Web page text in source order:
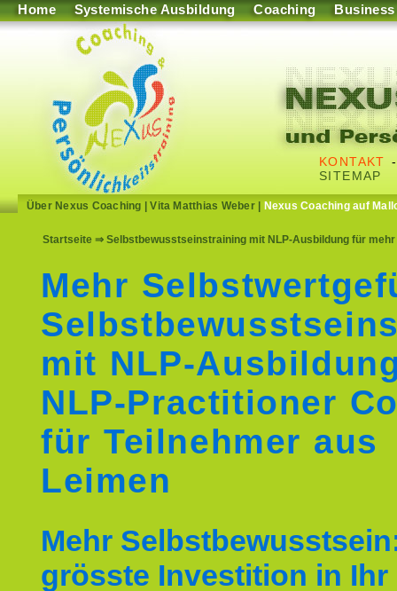
Home Systemische Ausbildung Coaching Business
KONTAKT
SITEMAP
Über Nexus Coaching |Vita Matthias Weber| Nexus Coaching auf
Startseite ⇒ Selbstbewusstseinstraining mit NLP-Ausbildung für
Mehr
mit NLP-
NLP-Practitioner
für Teilnehmer aus
Leimen
Mehr
grösste Investition in Ihr